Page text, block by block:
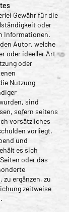
Gewähr für die
oder
Informationen.
Autor, welche
oder ideeller Art
oder
Nutzung
sind
sofern seitens
vorsätzliches
vorliegt.
und
es sich
oder das
zu ergänzen, zu
zeitweise